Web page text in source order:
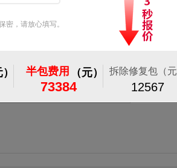
岳州帝苑200平现代简约风格装修效果图